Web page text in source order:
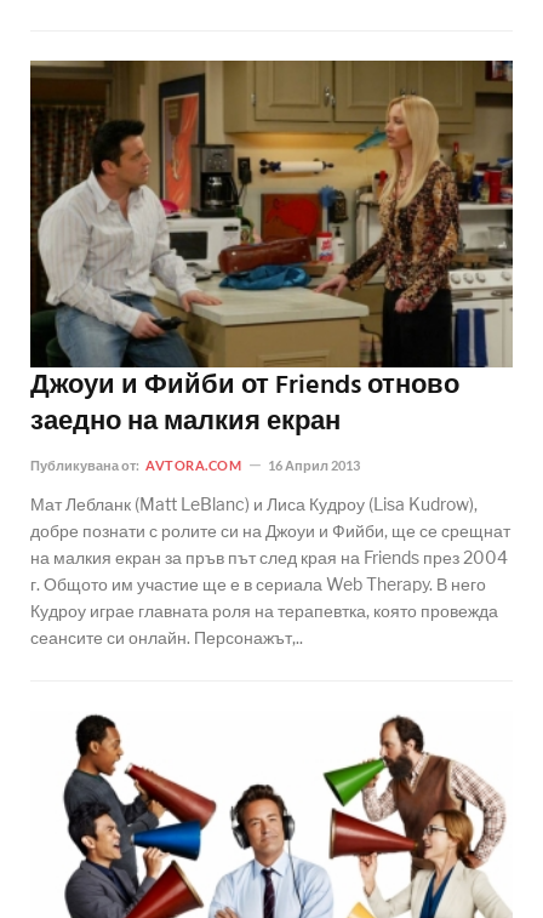
Джоуи и Фийби от Friends отново
заедно на малкия екран
Публикувана от: AVTORA.COM 16 Април 2013
Мат Лебланк (Matt LeBlanc) и Лиса Кудроу (Lisa Kudrow),
добре познати с ролите си на Джоуи и Фийби, ще се срещнат
на малкия екран за пръв път след края на Friends през 2004
г. Общото им участие ще е в сериала Web Therapy. В него
Кудроу играе главната роля на терапевтка, която провежда
сеансите си онлайн. Персонажът,..